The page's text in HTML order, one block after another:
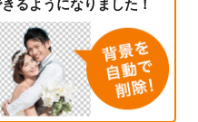
るようになりました！